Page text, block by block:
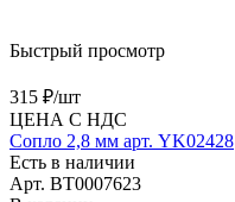
Быстрый просмотр
315 ₽/шт
ЦЕНА С НДС
Сопло 2,8 мм арт. YK02428
Есть в наличии
Арт. BT0007623